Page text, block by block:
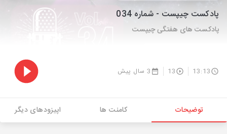
پادکست چیپست - شماره 034
پادکست های هفتگی چیپست
13:13
13 3 سال پیش
توضیحات کامنت ها اپیزودهای دیگر